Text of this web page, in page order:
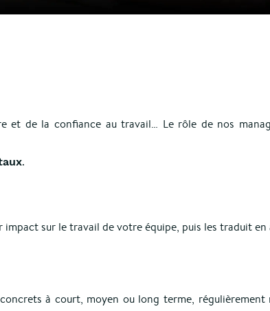
et de la confiance au travail… Le rôle de nos
.
impact sur le travail de votre équipe, puis les traduit
à court, moyen ou long terme, régulièrement